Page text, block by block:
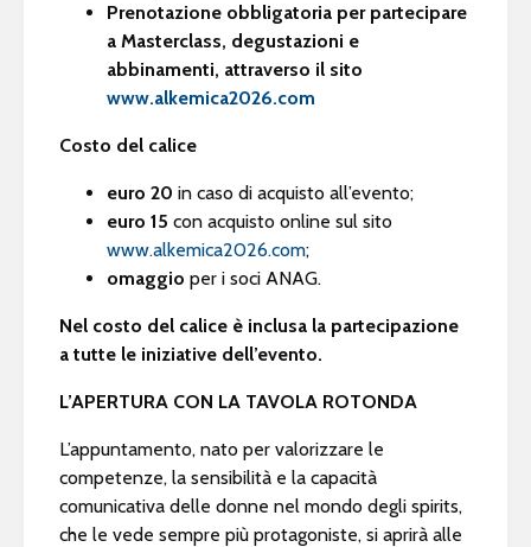
Prenotazione obbligatoria per partecipare
a Masterclass, degustazioni e
abbinamenti, attraverso il sito
www.alkemica2026.com
Costo del calice
euro 20 in caso di acquisto all’evento;
euro 15 con acquisto online sul sito
www.alkemica2026.com;
omaggio per i soci ANAG.
Nel costo del calice è inclusa la partecipazione
a tutte le iniziative dell’evento.
L’APERTURA CON LA TAVOLA ROTONDA
L’appuntamento, nato per valorizzare le
competenze, la sensibilità e la capacità
comunicativa delle donne nel mondo degli spirits,
che le vede sempre più protagoniste, si aprirà alle